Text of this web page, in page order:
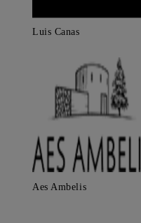
Luis Canas
Aes Ambelis